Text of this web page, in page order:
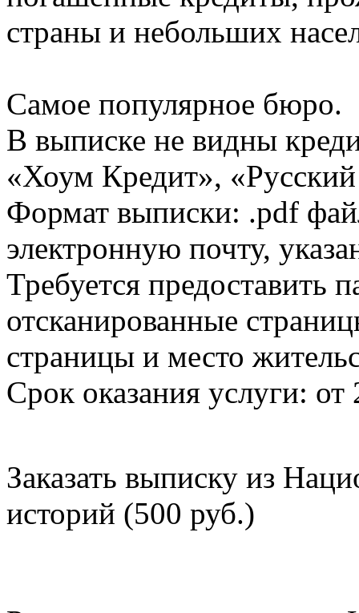
страны и небольших
Самое популярное бюро.
В выписке не видны
«Хоум Кредит»,
Формат выписки: .pdf
электронную почту,
Требуется предоставить
отсканированные
страницы и место
Срок оказания услуги: от
Заказать выписку из
историй (500 руб.)